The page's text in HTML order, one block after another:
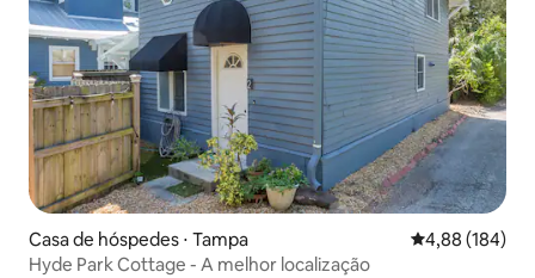
Casa de hóspedes ⋅ Tampa 4,88 de uma
4,88 (184)
Hyde Park Cottage - A melhor localização